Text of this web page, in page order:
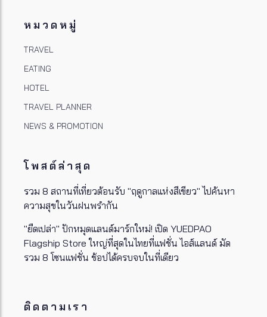
หมวดหมู่
TRAVEL
EATING
HOTEL
TRAVEL PLANNER
NEWS & PROMOTION
โพสต์ล่าสุด
รวม 8 สถานที่เที่ยวต้อนรับ "ฤดูกาลแห่งสีเขียว" ไปค้นหา
ความสุขในวันฝนพรำกัน
"ยืดเปล่า" ปักหมุดแลนด์มาร์กใหม่! เปิด YUEDPAO
Flagship Store ใหญ่ที่สุดในไทยที่แฟชั่น ไอส์แลนด์ มัด
รวม 8 โซนแฟชั่น ช้อปได้ครบจบในที่เดียว
ติดตามเรา